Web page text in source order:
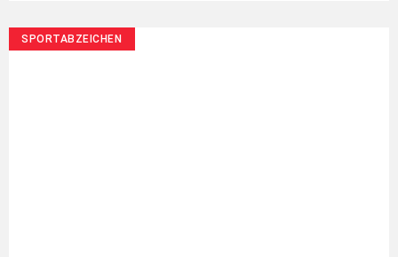
SPORTABZEICHEN